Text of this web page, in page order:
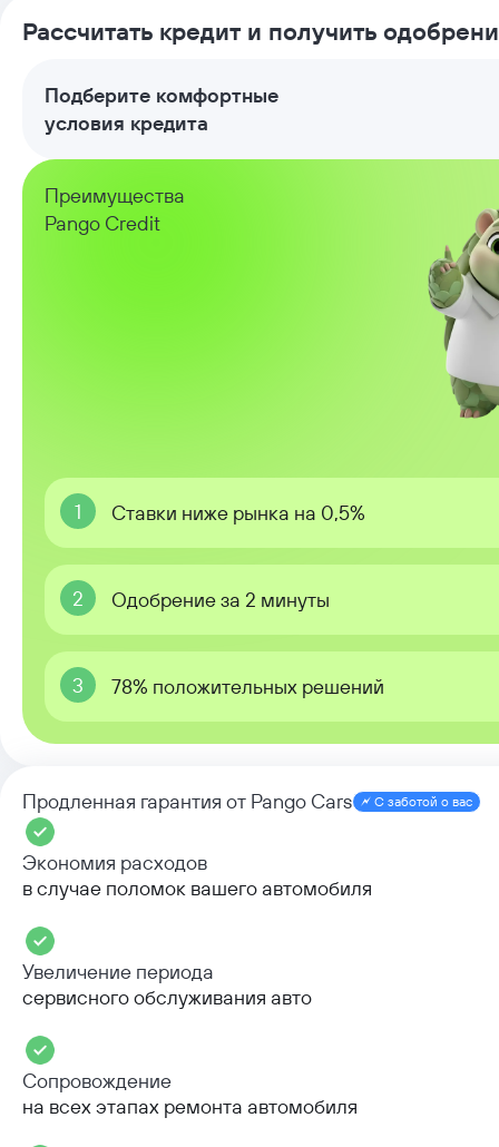
Рассчитать кредит и получить
Подберите комфортные
условия кредита
Преимущества
Pango Credit
1 Ставки ниже рынка на 0,5%
2 Одобрение за 2 минуты
3 78% положительных решений
Продленная гарантия от Pango Cars С заботой о вас
Экономия расходов
в случае поломок вашего автомобиля
Увеличение периода
сервисного обслуживания авто
Сопровождение
на всех этапах ремонта автомобиля